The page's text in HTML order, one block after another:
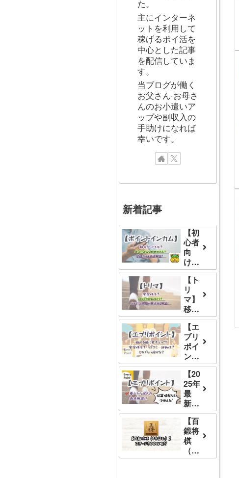
た。
主にインターネ
ットを利用して
稼げるポイ活を
中心とした記事
を配信していま
す。
当ブログが働く
お父さん·お母さ
んのお小遣いア
ップや副収入の
手助けになれば
幸いです。
新着記事
【初
心者
向
け】
ポイ
ント
イン
カム
は紹
介コ
ード
経由
が断
然お
得！
登録
方法
や特
典を
徹底
解説
【ト
リ
マ】
移動
で稼
ぐ鉄
板ア
プ
リ！
安全
性や
口コ
ミ・
評判
まと
め
【エ
ブリ
ポイ
ン
ト】
安全
性
は？
怪し
い口
コミ·
評判
はな
い？
【20
25年
最
新】
エブ
リポ
イン
ト招
待コ
ード
【百
鍛将
棋
（1
手詰